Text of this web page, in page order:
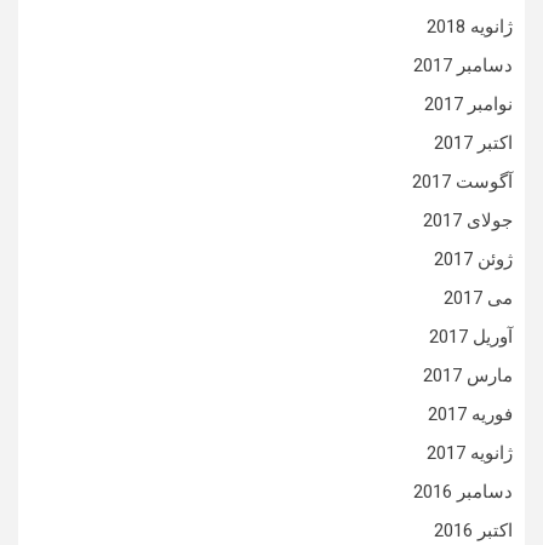
ژانویه 2018
دسامبر 2017
نوامبر 2017
اکتبر 2017
آگوست 2017
جولای 2017
ژوئن 2017
می 2017
آوریل 2017
مارس 2017
فوریه 2017
ژانویه 2017
دسامبر 2016
اکتبر 2016